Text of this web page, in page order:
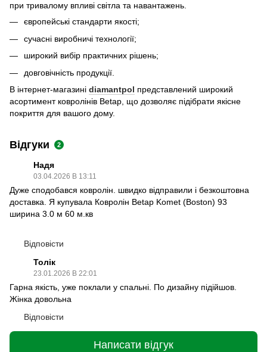
при тривалому впливі світла та навантажень.
європейські стандарти якості;
сучасні виробничі технології;
широкий вибір практичних рішень;
довговічність продукції.
В інтернет-магазині diamantpol представлений широкий
асортимент ковролінів Betap, що дозволяє підібрати якісне
покриття для вашого дому.
Відгуки 2
Надя
03.04.2026 В 13:11
Дуже сподобався ковролін. швидко відправили і безкоштовна
доставка. Я купувала Кoврoлін Betap Komet (Boston) 93
ширина 3.0 м 60 м.кв
Відповісти
Толік
23.01.2026 В 22:01
Гарна якість, уже поклали у спальні. По дизайну підійшов.
Жінка довольна
Відповісти
Написати відгук